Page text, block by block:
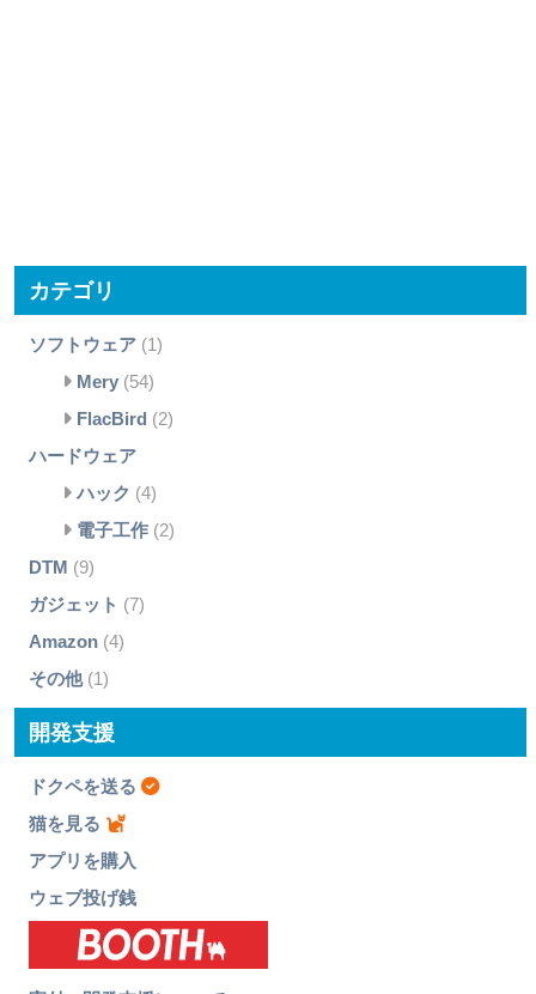
カテゴリ
ソフトウェア(1)
Mery(54)
FlacBird (2)
ハードウェア
ハック (4)
電子工作(2)
DTM (9)
ガジェット (7)
Amazon(4)
その他(1)
開発支援
ドクペを送る
猫を見る
アプリを購入
ウェブ投げ銭